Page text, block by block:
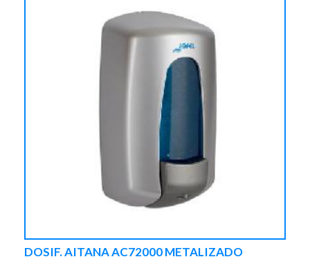
DOSIF. AITANA AC72000 METALIZADO